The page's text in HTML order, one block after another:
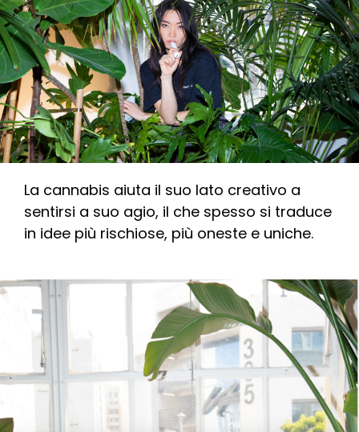
La cannabis aiuta il suo lato creativo a
sentirsi a suo agio, il che spesso si traduce
in idee più rischiose, più oneste e uniche.